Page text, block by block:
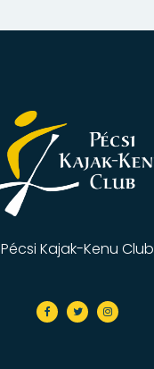
Pécsi Kajak-Kenu Club